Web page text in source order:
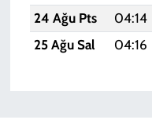
24 Ağu Pts
04:14
25 Ağu Sal
04:16